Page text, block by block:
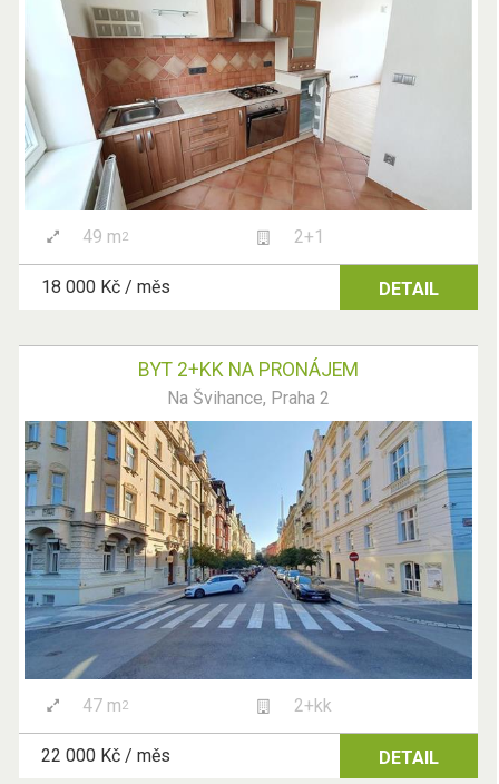
49 m2 2+1
18 000 Kč / měs DETAIL
BYT 2+KK NA PRONÁJEM
Na Švihance, Praha 2
47 m2 2+kk
22 000 Kč / měs DETAIL